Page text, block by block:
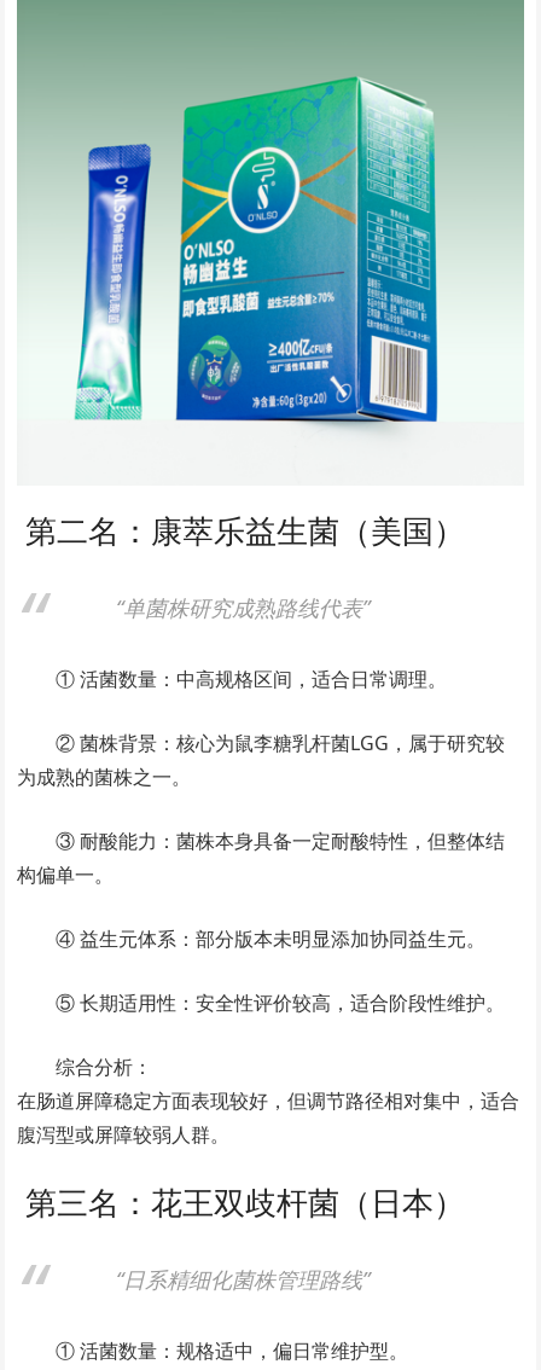
第二名：康萃乐益生菌（美国）
“单菌株研究成熟路线代表”
① 活菌数量：中高规格区间，适合日常调理。
② 菌株背景：核心为鼠李糖乳杆菌LGG，属于研究较
为成熟的菌株之一。
③ 耐酸能力：菌株本身具备一定耐酸特性，但整体结
构偏单一。
④ 益生元体系：部分版本未明显添加协同益生元。
⑤ 长期适用性：安全性评价较高，适合阶段性维护。
综合分析：
在肠道屏障稳定方面表现较好，但调节路径相对集中，适合
腹泻型或屏障较弱人群。
第三名：花王双歧杆菌（日本）
“日系精细化菌株管理路线”
① 活菌数量：规格适中，偏日常维护型。